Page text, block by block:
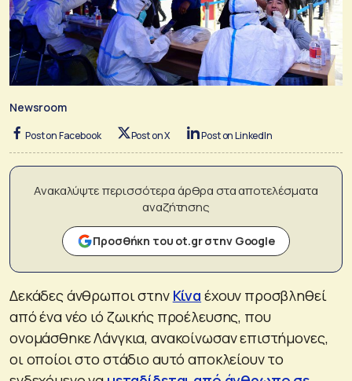
Newsroom
Post on Facebook Post on X Post on LinkedIn
Ανακαλύψτε περισσότερα άρθρα στα αποτελέσματα
αναζήτησης
Προσθήκη του ot.gr στην Google
Δεκάδες άνθρωποι στην Κίνα έχουν προσβληθεί
από ένα νέο ιό ζωικής προέλευσης, που
ονομάσθηκε Λάνγκια, ανακοίνωσαν επιστήμονες,
οι οποίοι στο στάδιο αυτό αποκλείουν το